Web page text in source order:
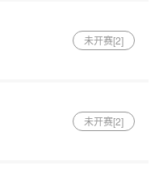
未开赛[2]
未开赛[2]